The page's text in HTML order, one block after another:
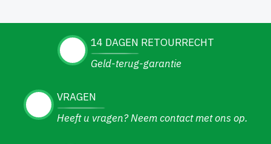
14 DAGEN RETOURRECHT
Geld-terug-garantie
VRAGEN
Heeft u vragen? Neem contact met ons op.